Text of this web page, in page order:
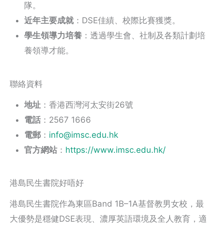
隊。
近年主要成就 ：DSE佳績、校際比賽獲獎。
學生領導力培養 ：透過學生會、社制及各類計劃培
養領導才能。
聯絡資料
地址 ：香港西灣河太安街26號
電話 ：2567 1666
電郵 ： info@imsc.edu.hk
官方網站 ： https://www.imsc.edu.hk/
港島民生書院好唔好
港島民生書院作為東區Band 1B–1A基督教男女校，最
大優勢是穩健DSE表現、濃厚英語環境及全人教育，適